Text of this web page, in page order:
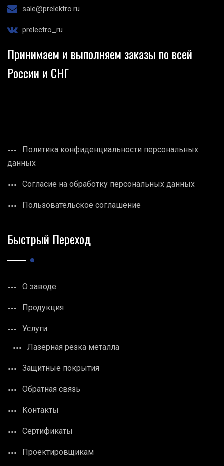
sale@prelektro.ru
prelectro_ru
Принимаем и выполняем заказы по всей
России и СНГ
Политика конфиденциальности персональных
данных
Согласие на обработку персональных данных
Пользовательское соглашение
Быстрый Переход
О заводе
Продукция
Услуги
Лазерная резка металла
Защитные покрытия
Обратная связь
Контакты
Сертификаты
Проектировщикам